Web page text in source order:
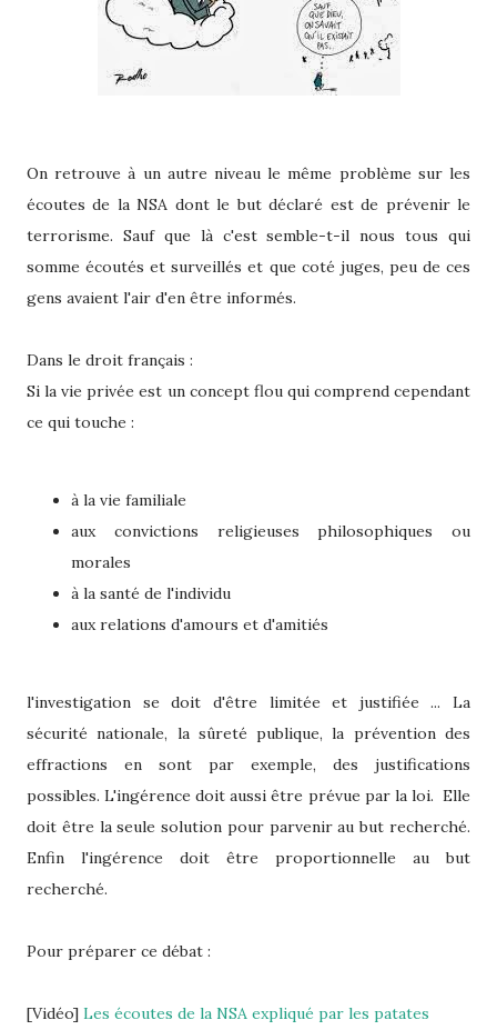
On retrouve à un autre niveau le même problème sur les
écoutes de la NSA dont le but déclaré est de prévenir le
terrorisme. Sauf que là c'est semble-t-il nous tous qui
somme écoutés et surveillés et que coté juges, peu de ces
gens avaient l'air d'en être informés.
Dans le droit français :
Si la vie privée est un concept flou qui comprend cependant
ce qui touche :
à la vie familiale
aux convictions religieuses philosophiques ou
morales
à la santé de l'individu
aux relations d'amours et d'amitiés
l'investigation se doit d'être limitée et justifiée ... La
sécurité nationale, la sûreté publique, la prévention des
effractions en sont par exemple, des justifications
possibles. L'ingérence doit aussi être prévue par la loi. Elle
doit être la seule solution pour parvenir au but recherché.
Enfin l'ingérence doit être proportionnelle au but
recherché.
Pour préparer ce débat :
[Vidéo] Les écoutes de la NSA expliqué par les patates